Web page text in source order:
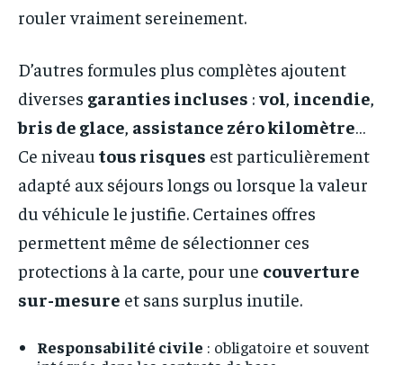
rouler vraiment sereinement.
D’autres formules plus complètes ajoutent
diverses garanties incluses : vol incendie
bris de glace assistance zéro kilomètre
Ce niveau tous risques est particulièrement
adapté aux séjours longs ou lorsque la valeur
du véhicule le justifie. Certaines offres
permettent même de sélectionner ces
protections à la carte, pour une couverture
sur-mesure et sans surplus inutile.
Responsabilité civile : obligatoire et souvent